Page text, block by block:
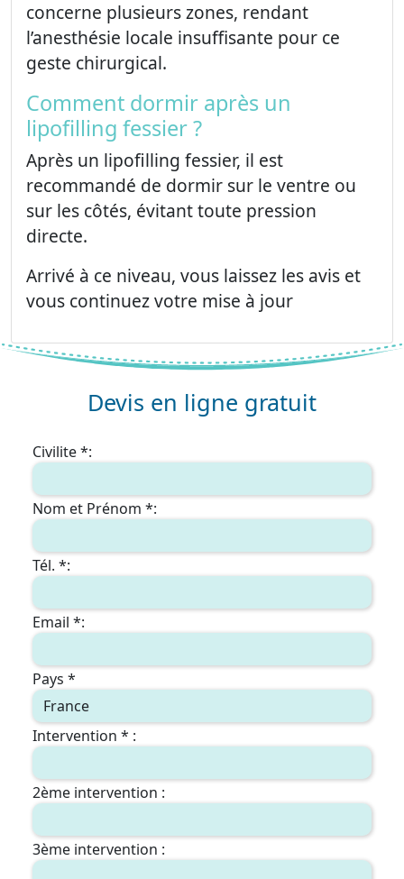
concerne plusieurs zones, rendant
l’anesthésie locale insuffisante pour ce
geste chirurgical.
Comment dormir après un
lipofilling fessier ?
Après un lipofilling fessier, il est
recommandé de dormir sur le ventre ou
sur les côtés, évitant toute pression
directe.
Arrivé à ce niveau, vous laissez les avis et
vous continuez votre mise à jour
Devis en ligne gratuit
Civilite *:
Nom et Prénom *:
Tél. *:
Email *:
Pays *
Intervention * :
2ème intervention :
3ème intervention :